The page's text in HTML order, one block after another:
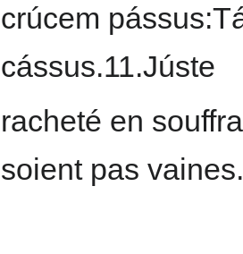
crúcem
cássus.11.Júste
racheté en
soient pas